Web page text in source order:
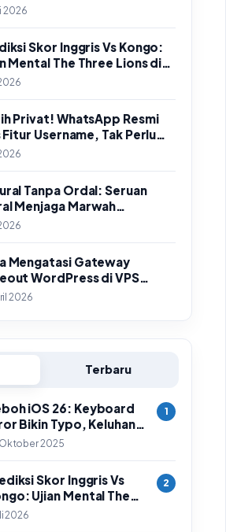
Mengalami
2026
Skor Inggris Vs Kongo:
Mental The Three Lions di
32 Besar Piala Dunia 2026
Privat! WhatsApp Resmi
Fitur Username, Tak Perlu
Sebar Nomor HP
Tanpa Ordal: Seruan
Menjaga Marwah
Tinggi
Mengatasi Gateway
WordPress di VPS
Sampai Tuntas
2026
Terbaru
iOS 26: Keyboard
Bikin Typo, Keluhan
& Langkah
2025
1
Skor Inggris Vs
Ujian Mental The
Lions di Babak 32
2026
2